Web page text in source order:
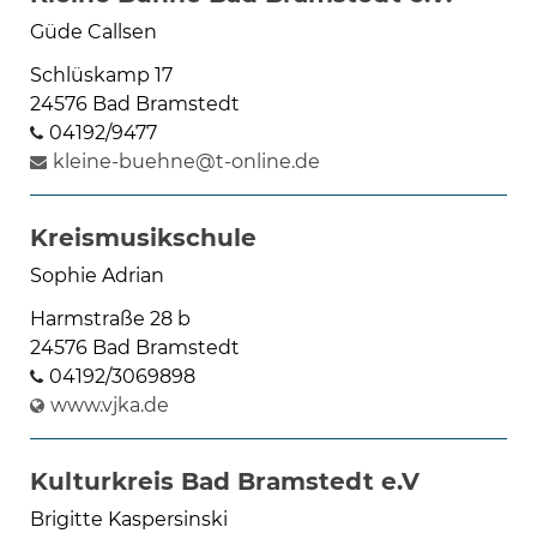
Güde Callsen
Schlüskamp 17
24576 Bad Bramstedt
04192/9477
kleine-buehne@t-online.de
Kreismusikschule
Sophie Adrian
Harmstraße 28 b
24576 Bad Bramstedt
04192/3069898
www.vjka.de
Kulturkreis Bad Bramstedt e.V
Brigitte Kaspersinski